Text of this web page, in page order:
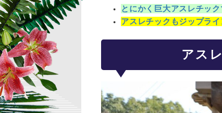
とにかく巨大アスレチッ
アスレチックもジップラ
アス